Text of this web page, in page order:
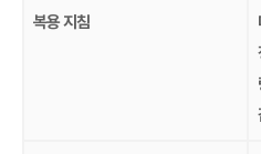
복용 지침